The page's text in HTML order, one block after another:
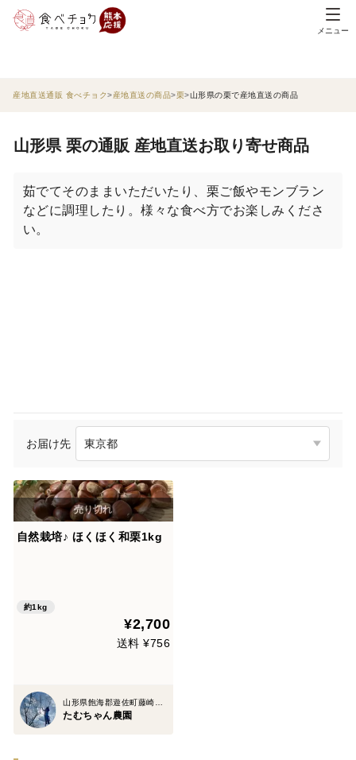
メニュー
産地直送通販 食べチョク 産地直送の商品 栗 山形県の栗で産地直送の商品
山形県 栗の通販 産地直送お取り寄せ商品
茹でてそのままいただいたり、栗ご飯やモンブラン
などに調理したり。様々な食べ方でお楽しみくださ
い。
お届け先
自然栽培♪ ほくほく和栗1kg
約1kg
¥2,700
送料 ¥756
たむちゃん農園